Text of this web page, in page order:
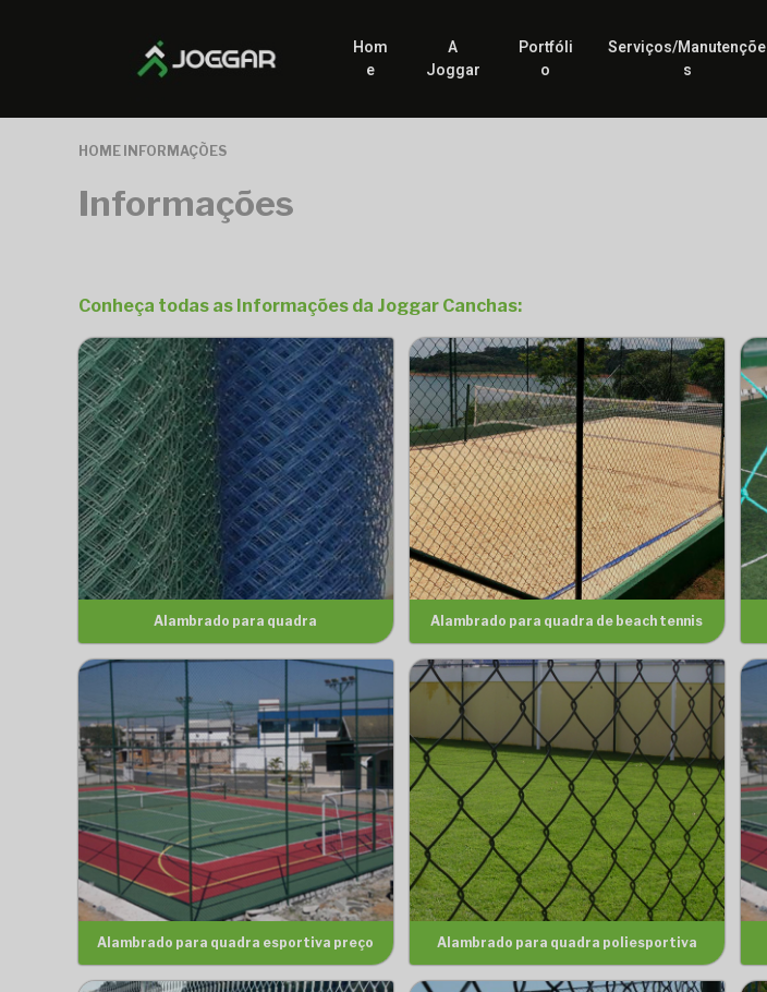
Hom
e
A
Joggar
Portfóli
o
Serviços/Manutençõe
s
HOME INFORMAÇÕES
Informações
Conheça todas as Informações da Joggar Canchas:
Alambrado para quadra Alambrado para quadra de beach tennis
Alambrado para quadra esportiva preço Alambrado para quadra poliesportiva